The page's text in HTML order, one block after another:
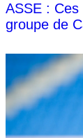
ASSE :
groupe de